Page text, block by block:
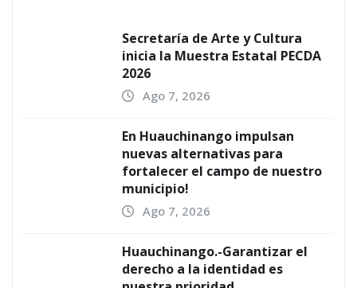
Secretaría de Arte y Cultura
inicia la Muestra Estatal PECDA
2026
Ago 7, 2026
En Huauchinango impulsan
nuevas alternativas para
fortalecer el campo de nuestro
municipio!
Ago 7, 2026
Huauchinango.-Garantizar el
derecho a la identidad es